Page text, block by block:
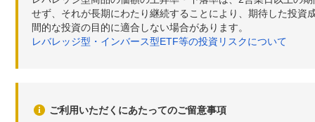
せず、それが長期にわたり継続することにより、期待した投
間的な投資の目的に適合しない場合があります。
レバレッジ型・インバース型ETF等の投資リスクについて
ご利用いただくにあたってのご留意事項